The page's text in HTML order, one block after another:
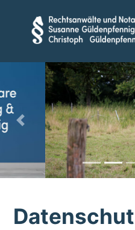
Previous